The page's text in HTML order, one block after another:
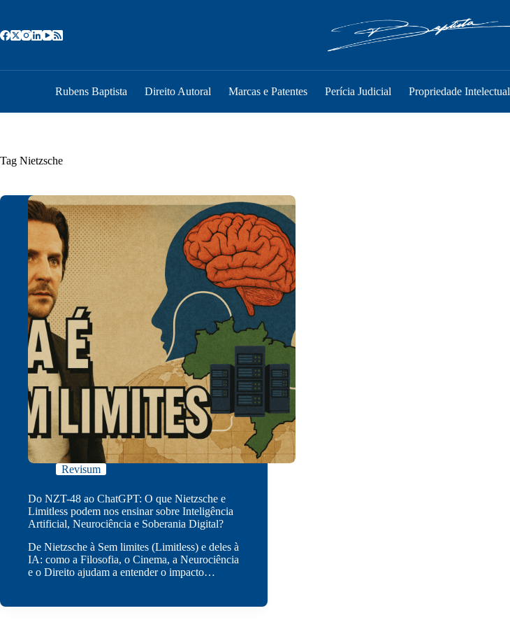
o
conteúdo
Rubens Baptista Direito Autoral Marcas e Patentes Perícia Judicial Propriedade Intelectual
Tag Nietzsche
Revisum
Do NZT-48 ao ChatGPT: O que Nietzsche e
Limitless podem nos ensinar sobre Inteligência
Artificial, Neurociência e Soberania Digital?
De Nietzsche à Sem limites (Limitless) e deles à
IA: como a Filosofia, o Cinema, a Neurociência
e o Direito ajudam a entender o impacto…